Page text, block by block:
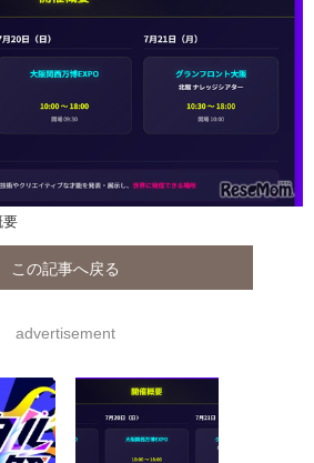
要
この記事へ戻る
advertisement